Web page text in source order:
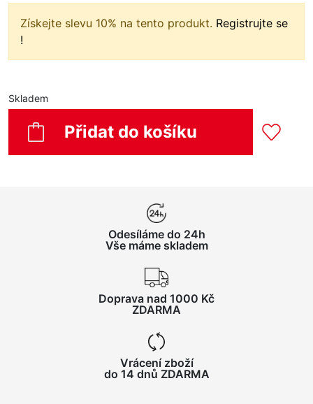
Získejte slevu 10% na tento produkt. Registrujte se
!
Skladem
Přidat do košíku
Odesíláme do 24h
Vše máme skladem
Doprava nad 1000 Kč
ZDARMA
Vrácení zboží
do 14 dnů ZDARMA